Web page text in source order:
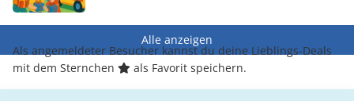
Alle anzeigen
Als angemeldeter Besucher kannst du deine Lieblings-Deals
mit dem Sternchen
als Favorit speichern.